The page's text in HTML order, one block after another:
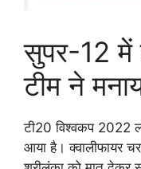
सुपर-12 में
टीम ने
टी20 विश्वकप 2022
आया है। क्वालीफायर